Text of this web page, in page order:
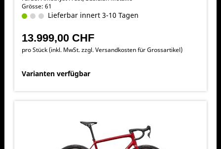
Grösse: 61
Lieferbar innert 3-10 Tagen
13.999,00 CHF
pro Stück (inkl. MwSt. zzgl.Versandkosten für Grossartikel)
Varianten verfügbar